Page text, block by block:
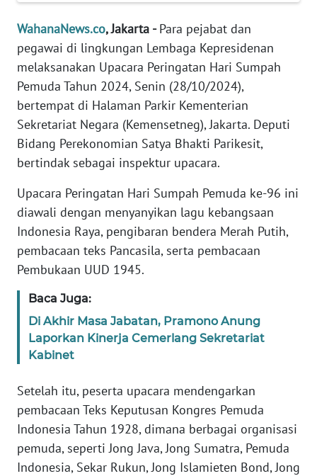
WahanaNews.co, Jakarta -Para pejabat dan
pegawai di lingkungan Lembaga Kepresidenan
melaksanakan Upacara Peringatan Hari Sumpah
Pemuda Tahun 2024, Senin (28/10/2024),
bertempat di Halaman Parkir Kementerian
Sekretariat Negara (Kemensetneg), Jakarta. Deputi
Bidang Perekonomian Satya Bhakti Parikesit,
bertindak sebagai inspektur upacara.
Upacara Peringatan Hari Sumpah Pemuda ke-96 ini
diawali dengan menyanyikan lagu kebangsaan
Indonesia Raya, pengibaran bendera Merah Putih,
pembacaan teks Pancasila, serta pembacaan
Pembukaan UUD 1945.
Baca Juga:
Di Akhir Masa Jabatan, Pramono Anung
Laporkan Kinerja Cemerlang Sekretariat
Kabinet
Setelah itu, peserta upacara mendengarkan
pembacaan Teks Keputusan Kongres Pemuda
Indonesia Tahun 1928, dimana berbagai organisasi
pemuda, seperti Jong Java, Jong Sumatra, Pemuda
Indonesia, Sekar Rukun, Jong Islamieten Bond, Jong
Informasi
INDEKS
BERITA
KONTAK
KAMI
INFO
IKLAN
TENTANG
KAMI
PEDOMAN
SIBER
REDAKSI
KARIR
DISCLAIMER
Wahana
Regional